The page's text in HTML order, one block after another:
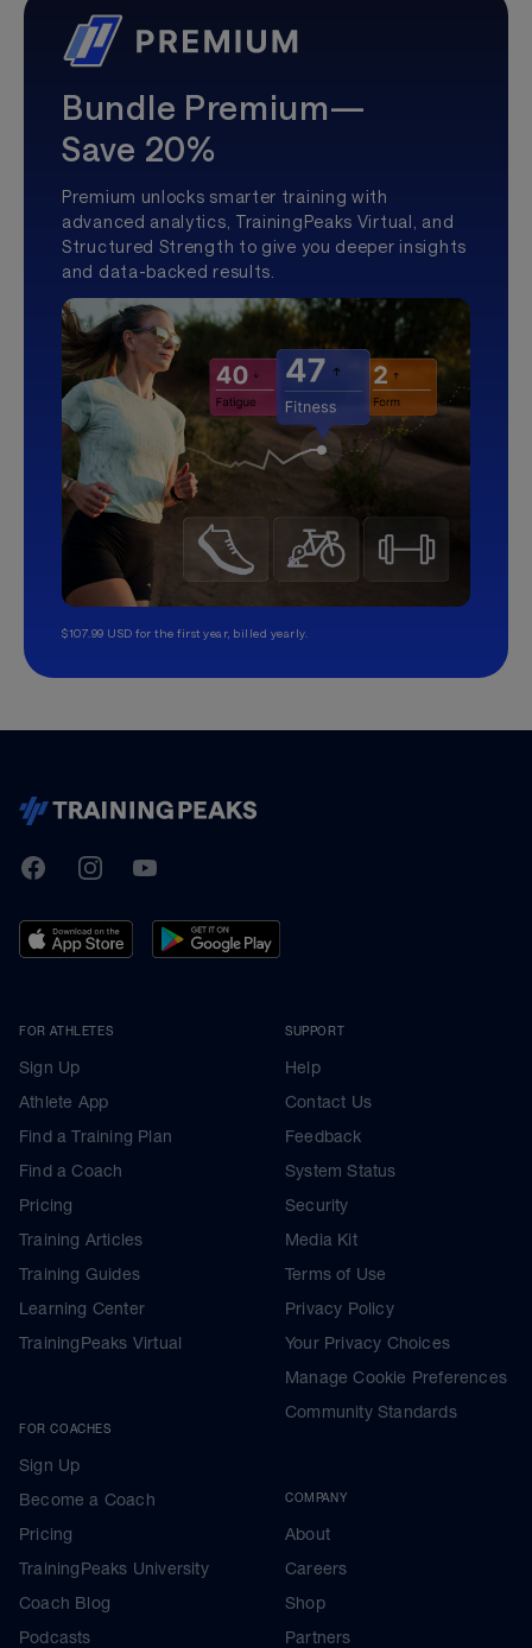
Bundle Premium—
Save 20%
Premium unlocks smarter training with
advanced analytics, TrainingPeaks Virtual, and
Structured Strength to give you deeper insights
and data-backed results.
$107.99 USD for the first year, billed yearly.
TrainingPeaks
FacebookInstagramYoutube
FOR ATHLETES
Sign Up
Athlete App
Find a Training Plan
Find a Coach
Pricing
Training Articles
Training Guides
Learning Center
TrainingPeaks Virtual
FOR COACHES
Sign Up
Become a Coach
Pricing
TrainingPeaks University
Coach Blog
Podcasts
SUPPORT
Help
Contact Us
Feedback
System Status
Security
Media Kit
Terms of Use
Privacy Policy
Your Privacy Choices
Manage Cookie Preferences
Community Standards
COMPANY
About
Careers
Shop
Partners